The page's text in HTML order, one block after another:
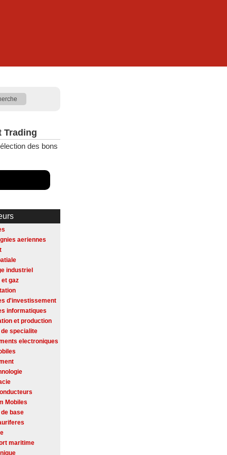
Trading
des bons
aeriennes
industriel
et gaz
d'investissement
informatiques
et production
specialite
electroniques
Mobiles
base
maritime